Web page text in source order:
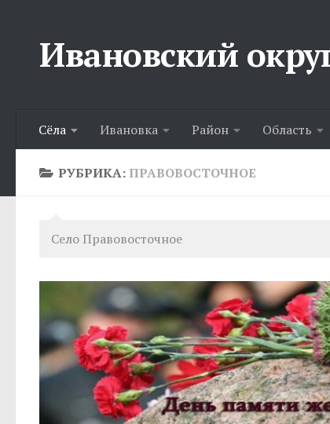
Ивановский
Сёла Ивановка Район Область
РУБРИКА: ПРАВОВОСТОЧНОЕ
Село Правовосточное